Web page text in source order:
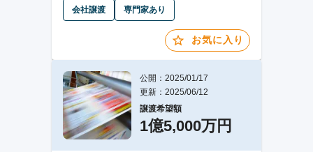
会社譲渡 専門家あり
お気に入り
公開：2025/01/17
更新：2025/06/12
譲渡希望額
1億5,000万円